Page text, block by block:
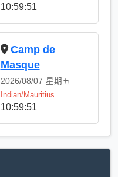
10:59:51
Camp de
Masque
2026/08/07 星期五
Indian/Mauritius
10:59:51